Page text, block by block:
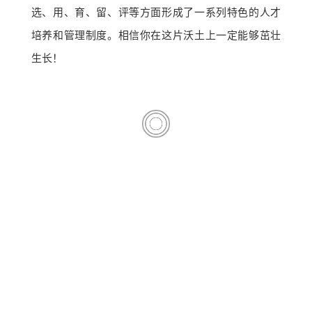
选、用、育、留、评等方面形成了一系列特色的人才
培养和管理制度。相信你在这片沃土上一定能够茁壮
生长！